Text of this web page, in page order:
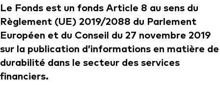
Le Fonds est un fonds Article 8 au sens du
Règlement (UE) 2019/2088 du Parlement
Européen et du Conseil du 27 novembre 2019
sur la publication d’informations en matière de
durabilité dans le secteur des services
financiers.